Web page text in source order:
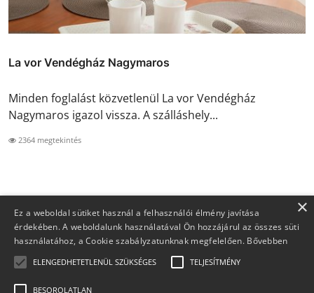
La vor Vendégház Nagymaros
Minden foglalást közvetlenül La vor Vendégház
Nagymaros igazol vissza. A szálláshely...
2364 megtekintés
×
Ez a weboldal sütiket használ a felhasználói élmény javítása
érdekében. A weboldalunk használatával Ön hozzájárul az összes süti
használatához, a Cookie szabályzatunknak megfelelően. Bővebben
ELENGEDHETETLENÜL SZÜKSÉGES TELJESÍTMÉNY
BESOROLATLAN